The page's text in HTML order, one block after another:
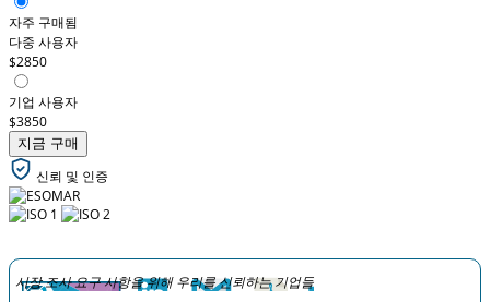
자주 구매됨
다중 사용자
$2850
기업 사용자
$3850
지금 구매
신뢰 및 인증
시장 조사 요구 사항을 위해 우리를 신뢰하는 기업들